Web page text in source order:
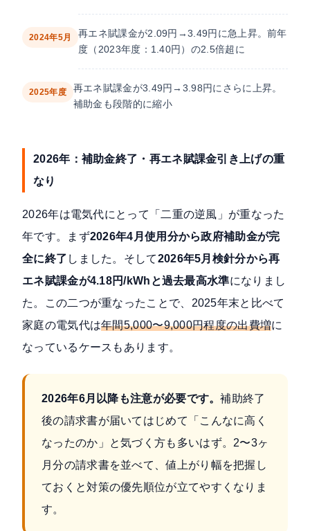
2024年5月
再エネ賦課金が2.09円→3.49円に急上昇。前年
度（2023年度：1.40円）の2.5倍超に
2025年度
再エネ賦課金が3.49円→3.98円にさらに上昇。
補助金も段階的に縮小
2026年：補助金終了・再エネ賦課金引き上げの重
なり
2026年は電気代にとって「二重の逆風」が重なった
年です。まず2026年4月使用分から政府補助金が完
全に終了 しました。そして2026年5月検針分から再
エネ賦課金が4.18円/kWhと過去最高水準になりまし
た。この二つが重なったことで、2025年末と比べて
家庭の電気代は年間5,000〜9,000円程度の出費増に
なっているケースもあります。
2026年6月以降も注意が必要です。補助終了
後の請求書が届いてはじめて「こんなに高く
なったのか」と気づく方も多いはず。2〜3ヶ
月分の請求書を並べて、値上がり幅を把握し
ておくと対策の優先順位が立てやすくなりま
す。